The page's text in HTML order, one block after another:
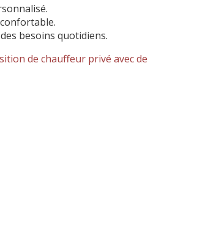
besoins quotidiens.
de chauffeur privé avec de